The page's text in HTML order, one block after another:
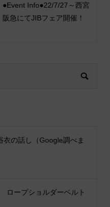
●Event Info●22/7/27～西宮
阪急にてJIBフェア開催！
衣の話し（Google調べま
ロープショルダーベルト